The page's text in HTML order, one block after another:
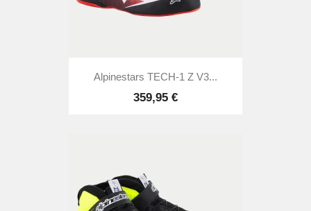
Alpinestars TECH-1 Z V3...
359,95 €